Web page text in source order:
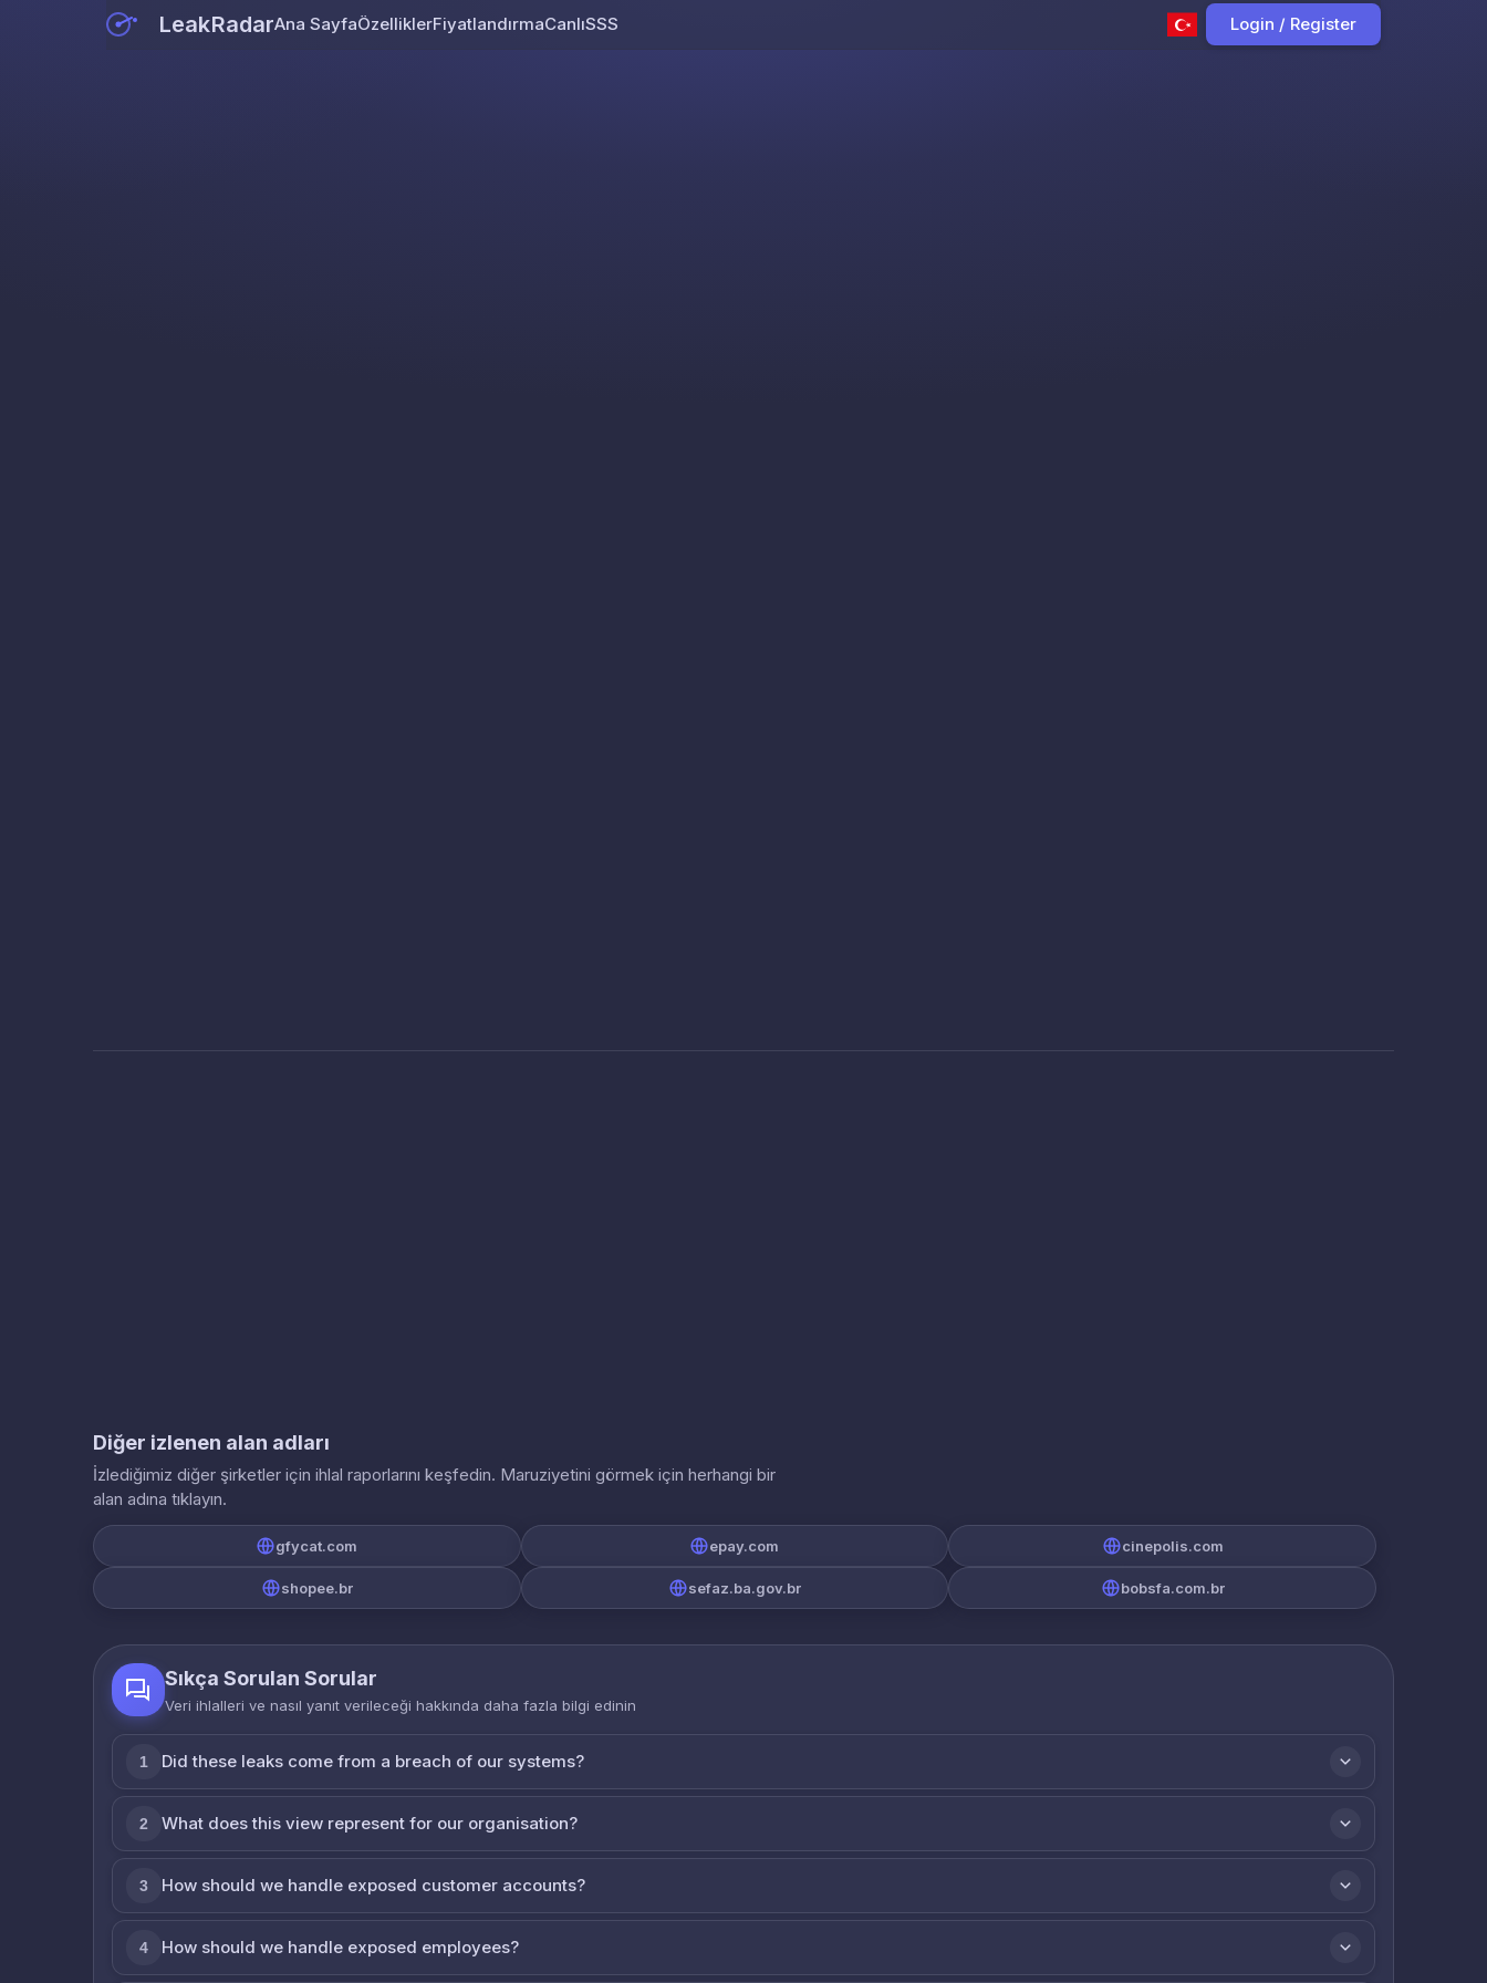
LeakRadarAna SayfaÖzelliklerFiyatlandırmaCanlıSSS Login / Register
Diğer izlenen alan adları
İzlediğimiz diğer şirketler için ihlal raporlarını keşfedin. Maruziyetini görmek için herhangi bir
alan adına tıklayın.
gfycat.com epay.com cinepolis.com
shopee.br sefaz.ba.gov.br bobsfa.com.br
Sıkça Sorulan Sorular
Veri ihlalleri ve nasıl yanıt verileceği hakkında daha fazla bilgi edinin
1 Did these leaks come from a breach of our systems?
2 What does this view represent for our organisation?
3 How should we handle exposed customer accounts?
4 How should we handle exposed employees?